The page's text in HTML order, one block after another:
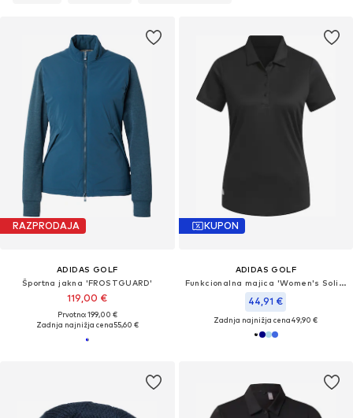
RAZPRODAJA
ADIDAS GOLF
Športna jakna 'FROSTGUARD'
119,00 €
Prvotno: 199,00 €
Zadnja najnižja cena55,60 €
KUPON
ADIDAS GOLF
Funkcionalna majica 'Women's Solid Performance Short Sleeve Polo'
44,91 €
Zadnja najnižja cena49,90 €